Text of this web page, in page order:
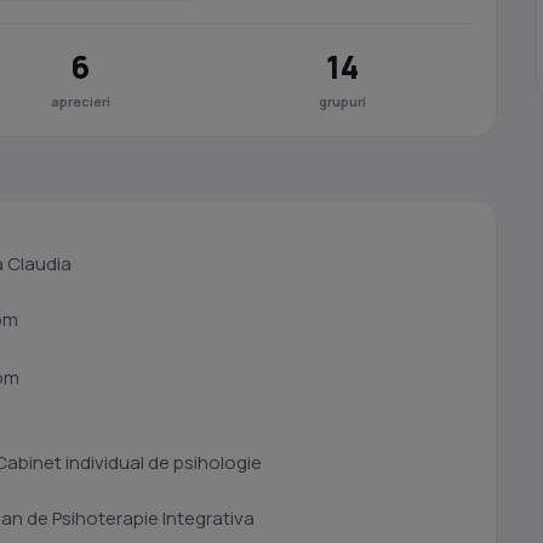
6
aprecieri
14
grupuri
Claudia
individual de psihologie
de Psihoterapie Integrativa